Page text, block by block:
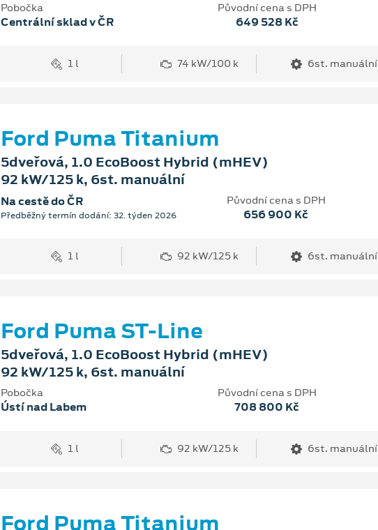
Pobočka
Centrální sklad v ČR
Původní cena s DPH
649 528 Kč
1 l 74 kW/100 k 6st. manuální
Ford Puma Titanium
5dveřová, 1.0 EcoBoost Hybrid (mHEV)
92 kW/125 k, 6st. manuální
Na cestě do ČR
Předběžný termín dodání: 32. týden 2026
Původní cena s DPH
656 900 Kč
1 l 92 kW/125 k 6st. manuální
Ford Puma ST-Line
5dveřová, 1.0 EcoBoost Hybrid (mHEV)
92 kW/125 k, 6st. manuální
Pobočka
Ústí nad Labem
Původní cena s DPH
708 800 Kč
1 l 92 kW/125 k 6st. manuální
Ford Puma Titanium